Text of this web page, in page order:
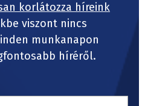
korlátozza híreink
viszont nincs
munkanapon
híréről.